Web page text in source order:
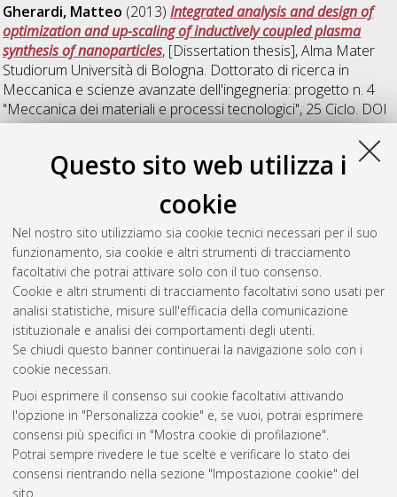
Questo sito web utilizza i
cookie
Nel nostro sito utilizziamo sia cookie tecnici necessari per il suo
funzionamento, sia cookie e altri strumenti di tracciamento
facoltativi che potrai attivare solo con il tuo consenso.
Cookie e altri strumenti di tracciamento facoltativi sono usati per
analisi statistiche, misure sull'efficacia della comunicazione
istituzionale e analisi dei comportamenti degli utenti.
Se chiudi questo banner continuerai la navigazione solo con i
cookie necessari.
Puoi esprimere il consenso sui cookie facoltativi attivando
l'opzione in "Personalizza cookie" e, se vuoi, potrai esprimere
consensi più specifici in "Mostra cookie di profilazione".
Potrai sempre rivedere le tue scelte e verificare lo stato dei
consensi rientrando nella sezione "Impostazione cookie" del
sito.
Gherardi, Matteo (2013)Integrated analysis and design of
optimization and up-scaling of inductively coupled plasma
synthesis of nanoparticles, [Dissertation thesis], Alma Mater
Studiorum Università di Bologna. Dottorato di ricerca in
Meccanica e scienze avanzate dell'ingegneria: progetto n. 4
"Meccanica dei materiali e processi tecnologici", 25 Ciclo. DOI
10.6092/unibo/amsdottorato/5820.
Nachtrodt, Frederik (2013) Development of a method for
plasma - induced combustion of intermediate to low-level
, [Dissertation thesis], Alma Mater Studiorum
Università di Bologna. Dottorato di ricerca in
energetica, nucleare e del controllo ambientale, 25 Ciclo. DOI
10.6092/unibo/amsdottorato/5793.
Questa lista e' stata generata ilSat Aug 8 20:39:58 2026
Atom
Rss 1.0
Rss 2.0